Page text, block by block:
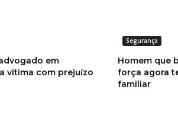
em
vítima com prejuízo
Segurança
Homem que
força agora
familiar